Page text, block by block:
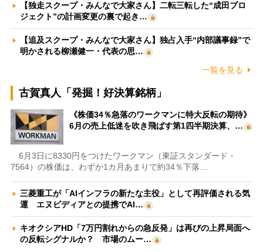
【独走スクープ・みんなで大家さん】二転三転した“成田プロ
ジェクト”の計画変更の裏で起き…
【追及スクープ・みんなで大家さん】独占入手“内部議事録”で
明かされる柳瀬健一・代表の思…
一覧を見る
古賀真人「発掘！好決算銘柄」
《株価34％急落のワークマンに特大反転の期待》
6月の売上低迷を吹き飛ばす第1四半期決算、…
6月3日に8330円をつけたワークマン（東証スタンダード・
7564）の株価は、わずか1カ月あまりで約34％下落…
三菱重工が「AIインフラの新たな主役」として再評価される気
運 エヌビディアとの提携でAI…
キオクシアHD「7万円割れからの急反発」は再びの上昇局面へ
の反転シグナルか？ 市場のムー…